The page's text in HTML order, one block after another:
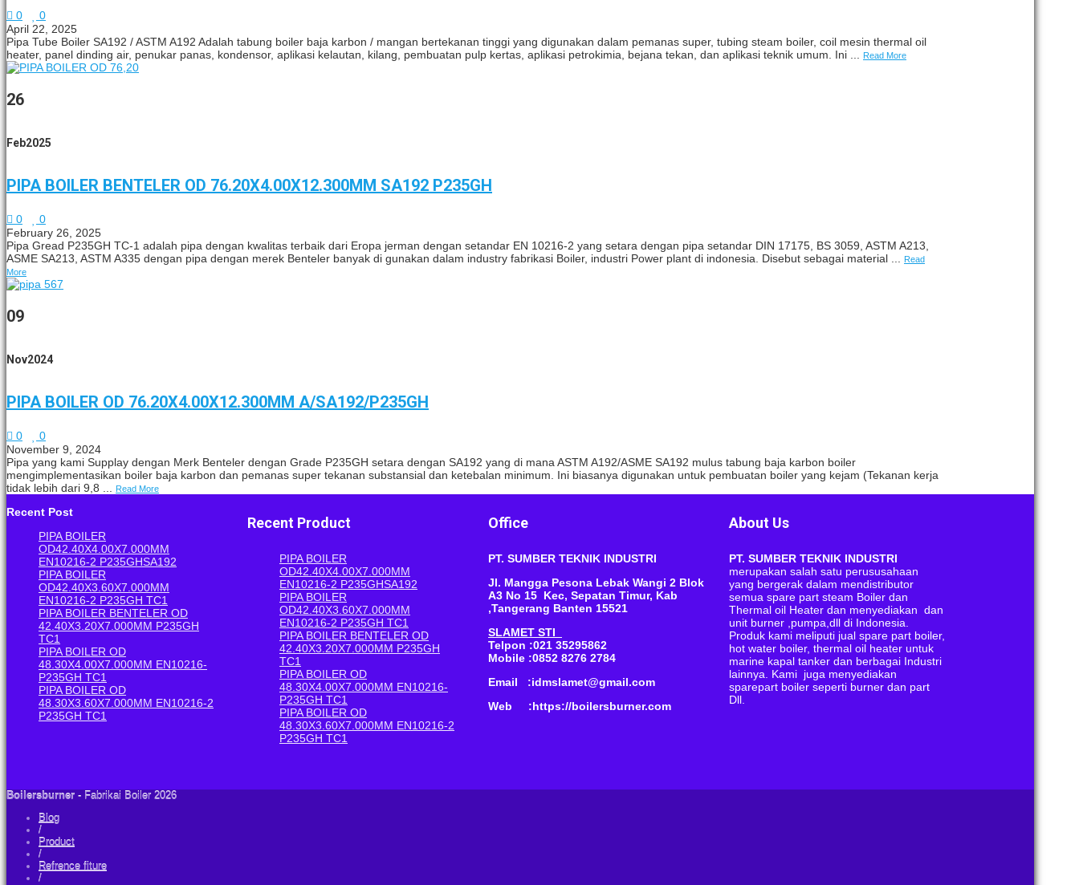
0
0
April 22, 2025
Pipa Tube Boiler SA192 / ASTM A192 Adalah tabung boiler baja karbon / mangan bertekanan tinggi yang digunakan dalam pemanas super, tubing steam boiler, coil mesin thermal oil
heater, panel dinding air, penukar panas, kondensor, aplikasi kelautan, kilang, pembuatan pulp kertas, aplikasi petrokimia, bejana tekan, dan aplikasi teknik umum. Ini ...
Read More
26
Feb2025
PIPA BOILER BENTELER OD 76.20X4.00X12.300MM SA192 P235GH
0
0
February 26, 2025
Pipa Gread P235GH TC-1 adalah pipa dengan kwalitas terbaik dari Eropa jerman dengan setandar EN 10216-2 yang setara dengan pipa setandar DIN 17175, BS 3059, ASTM A213,
ASME SA213, ASTM A335 dengan pipa dengan merek Benteler banyak di gunakan dalam industry fabrikasi Boiler, industri Power plant di indonesia. Disebut sebagai material ... Read
More
09
Nov2024
PIPA BOILER OD 76.20X4.00X12.300MM A/SA192/P235GH
0
0
November 9, 2024
Pipa yang kami Supplay dengan Merk Benteler dengan Grade P235GH setara dengan SA192 yang di mana ASTM A192/ASME SA192 mulus tabung baja karbon boiler
mengimplementasikan boiler baja karbon dan pemanas super tekanan substansial dan ketebalan minimum. Ini biasanya digunakan untuk pembuatan boiler yang kejam (Tekanan kerja
tidak lebih dari 9,8 ... Read More
Recent Post
PIPA BOILER
OD42.40X4.00X7.000MM
EN10216-2 P235GHSA192
PIPA BOILER
OD42.40X3.60X7.000MM
EN10216-2 P235GH TC1
PIPA BOILER BENTELER OD
42.40X3.20X7.000MM P235GH
TC1
PIPA BOILER OD
48.30X4.00X7.000MM EN10216-
P235GH TC1
PIPA BOILER OD
48.30X3.60X7.000MM EN10216-2
P235GH TC1
Recent Product
PIPA BOILER
OD42.40X4.00X7.000MM
EN10216-2 P235GHSA192
PIPA BOILER
OD42.40X3.60X7.000MM
EN10216-2 P235GH TC1
PIPA BOILER BENTELER OD
42.40X3.20X7.000MM P235GH
TC1
PIPA BOILER OD
48.30X4.00X7.000MM EN10216-
P235GH TC1
PIPA BOILER OD
48.30X3.60X7.000MM EN10216-2
P235GH TC1
Office
PT. SUMBER TEKNIK INDUSTRI
Jl. Mangga Pesona Lebak Wangi 2 Blok
A3 No 15 Kec, Sepatan Timur, Kab
,Tangerang Banten 15521
SLAMET STI
Telpon :021 35295862
Mobile :0852 8276 2784
Email :idmslamet@gmail.com
Web :https://boilersburner.com
About Us
PT. SUMBER TEKNIK INDUSTRI
merupakan salah satu perususahaan
yang bergerak dalam mendistributor
semua spare part steam Boiler dan
Thermal oil Heater dan menyediakan dan
unit burner ,pumpa,dll di Indonesia.
Produk kami meliputi jual spare part boiler,
hot water boiler, thermal oil heater untuk
marine kapal tanker dan berbagai Industri
lainnya. Kami juga menyediakan
sparepart boiler seperti burner dan part
Dll.
Boilersburner - Fabrikai Boiler 2026
Blog
/
Product
/
Refrence fiture
/